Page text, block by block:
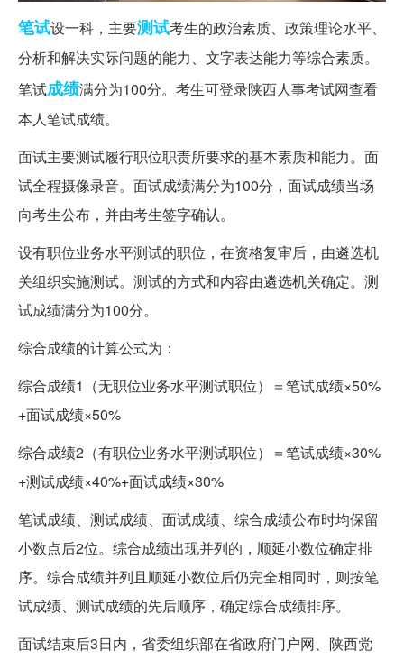
笔试设一科，主要测试考生的政治素质、政策理论水平、
分析和解决实际问题的能力、文字表达能力等综合素质。
笔试成绩满分为100分。考生可登录陕西人事考试网查看
本人笔试成绩。
面试主要测试履行职位职责所要求的基本素质和能力。面
试全程摄像录音。面试成绩满分为100分，面试成绩当场
向考生公布，并由考生签字确认。
设有职位业务水平测试的职位，在资格复审后，由遴选机
关组织实施测试。测试的方式和内容由遴选机关确定。测
试成绩满分为100分。
综合成绩的计算公式为：
综合成绩1（无职位业务水平测试职位）＝笔试成绩×50%
+面试成绩×50%
综合成绩2（有职位业务水平测试职位）＝笔试成绩×30%
+测试成绩×40%+面试成绩×30%
笔试成绩、测试成绩、面试成绩、综合成绩公布时均保留
小数点后2位。综合成绩出现并列的，顺延小数位确定排
序。综合成绩并列且顺延小数位后仍完全相同时，则按笔
试成绩、测试成绩的先后顺序，确定综合成绩排序。
面试结束后3日内，省委组织部在省政府门户网、陕西党